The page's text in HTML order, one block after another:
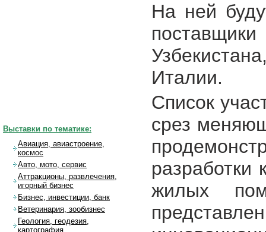
На ней
Италии.
Список
срез
жилых
Выставки по тематике:
Авиация, авиастроение,
космос
Авто, мото, сервис
Аттракционы, развлечения,
игорный бизнес
Бизнес, инвестиции, банк
Ветеринария, зообизнес
Геология, геодезия,
картография